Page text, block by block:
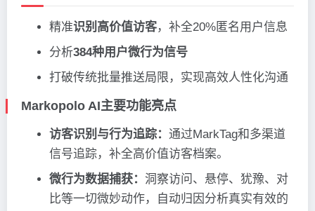
精准识别高价值访客，补全20%匿名用户信息
分析384种用户微行为信号
打破传统批量推送局限，实现高效人性化沟通
Markopolo AI主要功能亮点
访客识别与行为追踪： 通过MarkTag和多渠道
信号追踪，补全高价值访客档案。
微行为数据捕获： 洞察访问、悬停、犹豫、对
比等一切微妙动作，自动归因分析真实有效的